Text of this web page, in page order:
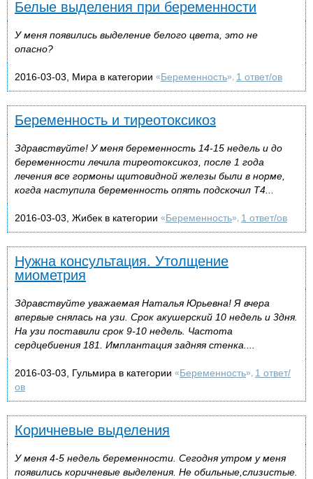
Белые выделения при беременности
У меня появились выделение белого цвета, это не
опасно?
2016-03-03, Мира в категории «Беременность», 1 ответ/ов
Беременность и тиреотоксикоз
Здравствуйте! У меня беременность 14-15 недель и до
беременности лечила тиреотоксикоз, после 1 года
лечения все гормоны щитовидной железы были в норме,
когда наступила беременность опять подскочил Т4...
2016-03-03, Жибек в категории «Беременность», 1 ответ/ов
Нужна консультация. Утолщение
миометрия
Здравствуйте уважаемая Наталья Юрьевна! Я вчера
впервые снялась на узи. Срок акушерский 10 недель и 3дня.
На узи поставили срок 9-10 недель. Частота
сердцебиения 181. Имплантация задняя стенка....
2016-03-03, Гульмира в категории «Беременность», 1 ответ/
ов
Коричневые выделения
У меня 4-5 недель беременности. Сегодня утром у меня
появились коричневые выделения. Не обильные,слизистые.